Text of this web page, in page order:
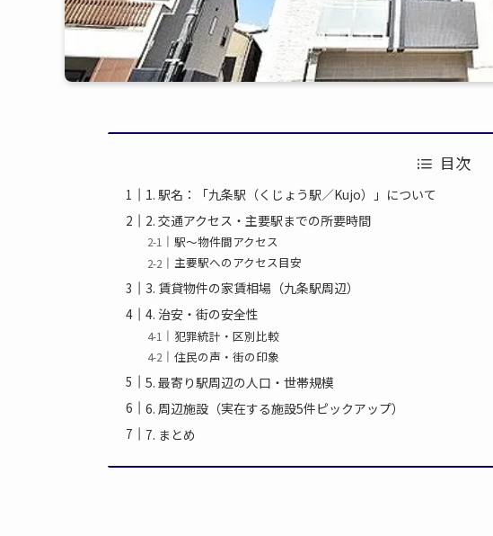
目次
1. 駅名：「九条駅（くじょう駅／Kujo）」について
2. 交通アクセス・主要駅までの所要時間
駅〜物件間アクセス
主要駅へのアクセス目安
3. 賃貸物件の家賃相場（九条駅周辺）
4. 治安・街の安全性
犯罪統計・区別比較
住民の声・街の印象
5. 最寄り駅周辺の人口・世帯規模
6. 周辺施設（実在する施設5件ピックアップ）
7. まとめ